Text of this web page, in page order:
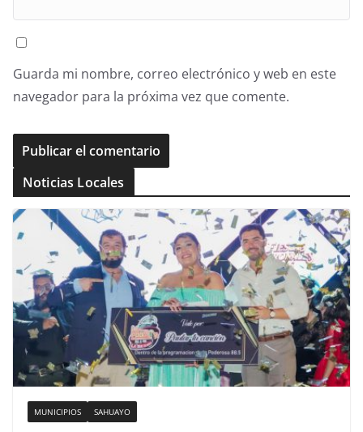
Guarda mi nombre, correo electrónico y web en este
navegador para la próxima vez que comente.
Noticias Locales
MUNICIPIOS SAHUAYO